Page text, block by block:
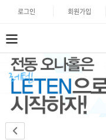
로그인 회원가입
류